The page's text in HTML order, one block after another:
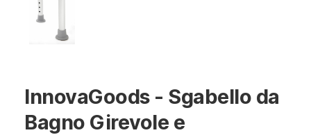
InnovaGoods - Sgabello da
Bagno Girevole e